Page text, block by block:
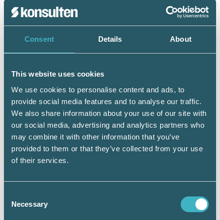
Consent Details About
This website uses cookies
We use cookies to personalise content and ads, to
provide social media features and to analyse our traffic.
We also share information about your use of our site with
our social media, advertising and analytics partners who
may combine it with other information that you’ve
provided to them or that they’ve collected from your use
of their services.
Selection
Necessary
ger vägledning i de möjligheter som erbjuds
inom skatteområdet med anledning av
en livesändning på cirka en timme. Antalet
platser vid varje seminarium är 150.
de blir därigenom tillgängligt för alla.
Skatteverket anordnar även lokala
skatteträffar, till exempel ”Deklarera din
enskilda firma”, ”Moms, så fungerar det” och
”Starta företag”. Dessa lokala
informationsträffar är tillfälligt inställda fram
till och med juli månad. Till dess erbjuds
webbseminarier.
Här kan du se vilka webbinarier som erbjuds